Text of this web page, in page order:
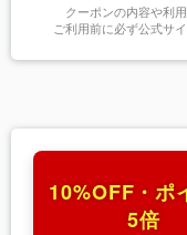
クーポンの内容や利
ご利用前に必ず公式サ
10%OFF・ポ
5倍